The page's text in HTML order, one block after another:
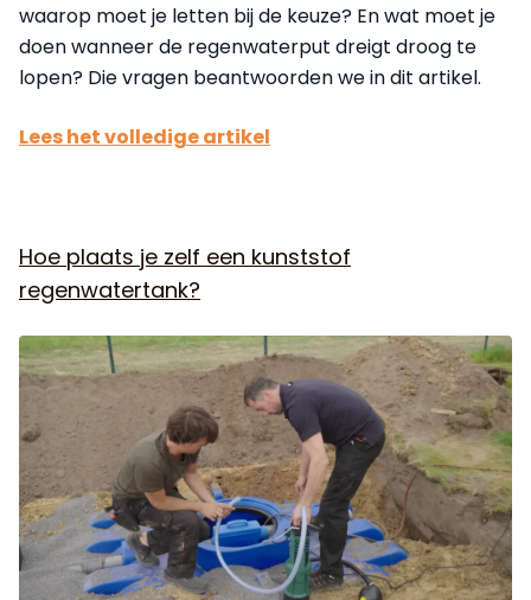
waarop moet je letten bij de keuze? En wat moet je
doen wanneer de regenwaterput dreigt droog te
lopen? Die vragen beantwoorden we in dit artikel.
Lees het volledige artikel
Hoe plaats je zelf een kunststof
regenwatertank?